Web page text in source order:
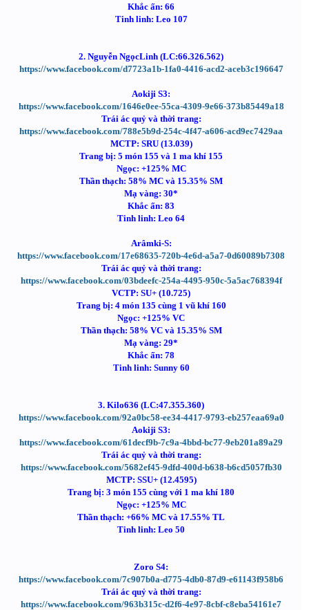
Khắc ấn: 66
Tinh linh: Leo 107
2. Nguyễn NgọcLinh (LC:66.326.562)
https://www.facebook.com/d7723a1b-1fa0-4416-acd2-aceb3c196647
Aokiji S3:
https://www.facebook.com/1646e0ee-55ca-4309-9e66-373b85449a18
Trái ác quỷ và thời trang:
https://www.facebook.com/788e5b9d-254c-4f47-a606-acd9ec7429aa
MCTP: SRU (13.039)
Trang bị: 5 món 155 và 1 ma khí 155
Ngọc: +125% MC
Thần thạch: 58% MC và 15.35% SM
Mạ vàng: 30*
Khắc ấn: 83
Tinh linh: Leo 64
Arâmki-S:
https://www.facebook.com/17e68635-720b-4e6d-a5a7-0d60089b7308
Trái ác quỷ và thời trang:
https://www.facebook.com/03bdeefc-254a-4495-950c-5a5ac768394f
VCTP: SU+ (10.725)
Trang bị: 4 món 135 cùng 1 vũ khí 160
Ngọc: +125% VC
Thần thạch: 58% VC và 15.35% SM
Mạ vàng: 29*
Khắc ấn: 78
Tinh linh: Sunny 60
3. Kilo636 (LC:47.355.360)
https://www.facebook.com/92a0bc58-ee34-4417-9793-eb257eaa69a0
Aokiji S3:
https://www.facebook.com/61decf9b-7c9a-4bbd-bc77-9eb201a89a29
Trái ác quỷ và thời trang:
https://www.facebook.com/5682ef45-9dfd-400d-b638-b6cd5057fb30
MCTP: SSU+ (12.4595)
Trang bị: 3 món 155 cùng với 1 ma khí 180
Ngọc: +125% MC
Thần thạch: +66% MC và 17.55% TL
Tinh linh: Leo 50
Zoro S4:
https://www.facebook.com/7c907b0a-d775-4db0-87d9-e61143f958b6
Trái ác quỷ và thời trang:
https://www.facebook.com/963b315c-d2f6-4e97-8cbf-c8eba54161e7